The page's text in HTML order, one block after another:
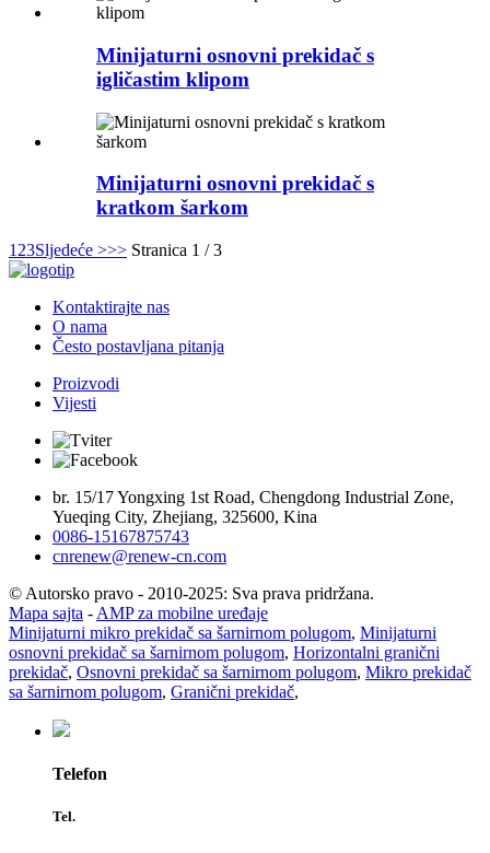
Minijaturni osnovni prekidač s
igličastim klipom
Minijaturni osnovni prekidač s
kratkom šarkom
1 23Sljedeće >>> Stranica 1 / 3
Kontaktirajte nas
O nama
Često postavljana pitanja
Proizvodi
Vijesti
br. 15/17 Yongxing 1st Road, Chengdong Industrial Zone,
Yueqing City, Zhejiang, 325600, Kina
0086-15167875743
cnrenew@renew-cn.com
© Autorsko pravo - 2010-2025: Sva prava pridržana.
Mapa sajta - AMP za mobilne uređaje
Minijaturni mikro prekidač sa šarnirnom polugom, Minijaturni
osnovni prekidač sa šarnirnom polugom, Horizontalni granični
prekidač, Osnovni prekidač sa šarnirnom polugom, Mikro prekidač
sa šarnirnom polugom, Granični prekidač,
Telefon
Tel.